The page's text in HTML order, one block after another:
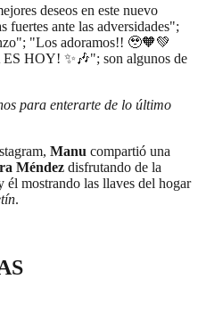
deseos en este nuevo
fuertes ante las adversidades";
"Los adoramos!! 🥹🧡💚
HOY! ✨🎶"; son algunos de
para enterarte de lo último
Manu compartió una
Méndez disfrutando de la
él mostrando las llaves del hogar
.